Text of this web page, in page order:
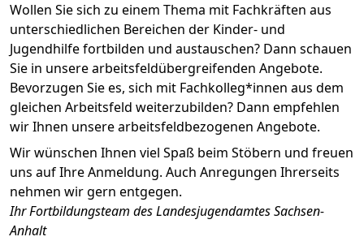
Wollen Sie sich zu einem Thema mit Fachkräften aus
unterschiedlichen Bereichen der Kinder- und
Jugendhilfe fortbilden und austauschen? Dann schauen
Sie in unsere arbeitsfeldübergreifenden Angebote.
Bevorzugen Sie es, sich mit Fachkolleg*innen aus dem
gleichen Arbeitsfeld weiterzubilden? Dann empfehlen
wir Ihnen unsere arbeitsfeldbezogenen Angebote.
Wir wünschen Ihnen viel Spaß beim Stöbern und freuen
uns auf Ihre Anmeldung. Auch Anregungen Ihrerseits
nehmen wir gern entgegen.
Ihr Fortbildungsteam des Landesjugendamtes Sachsen-
Anhalt